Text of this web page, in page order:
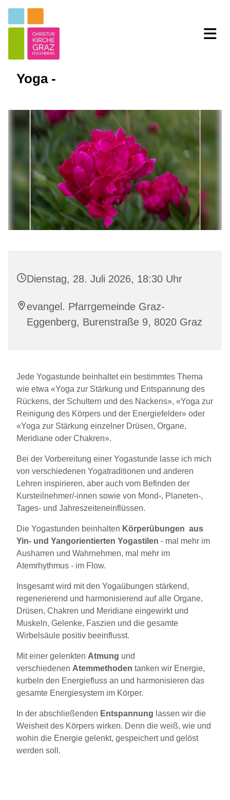
Yoga -
Dienstag, 28. Juli 2026, 18:30 Uhr
evangel. Pfarrgemeinde Graz-
Eggenberg, Burenstraße 9, 8020 Graz
Jede Yogastunde beinhaltet ein bestimmtes Thema
wie etwa «Yoga zur Stärkung und Entspannung des
Rückens, der Schultern und des Nackens», «Yoga zur
Reinigung des Körpers und der Energiefelder» oder
«Yoga zur Stärkung einzelner Drüsen, Organe,
Meridiane oder Chakren».
Bei der Vorbereitung einer Yogastunde lasse ich mich
von verschiedenen Yogatraditionen und anderen
Lehren inspirieren, aber auch vom Befinden der
Kursteilnehmer/-innen sowie von Mond-, Planeten-,
Tages- und Jahreszeiteneinflüssen.
Die Yogastunden beinhalten Körperübungen aus
Yin- und Yangorientierten Yogastilen - mal mehr im
Ausharren und Wahrnehmen, mal mehr im
Atemrhythmus - im Flow.
Insgesamt wird mit den Yogaübungen stärkend,
regenerierend und harmonisierend auf alle Organe,
Drüsen, Chakren und Meridiane eingewirkt und
Muskeln, Gelenke, Faszien und die gesamte
Wirbelsäule positiv beeinflusst.
Mit einer gelenkten Atmung und
verschiedenen Atemmethoden tanken wir Energie,
kurbeln den Energiefluss an und harmonisieren das
gesamte Energiesystem im Körper.
In der abschließenden Entspannung lassen wir die
Weisheit des Körpers wirken. Denn die weiß, wie und
wohin die Energie gelenkt, gespeichert und gelöst
werden soll.